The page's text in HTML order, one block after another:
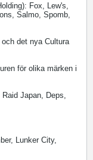
Fox, Lew's,
Salmo, Spomb,
det nya Cultura
för olika märken i
Japan, Deps,
Lunker City,